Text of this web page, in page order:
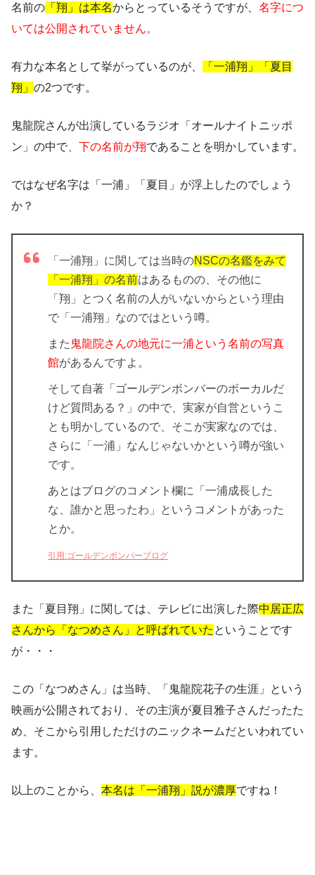
名前の 「翔」は本名からとっているそうですが、 名字につ
いては公開されていません。
有力な本名として挙がっているのが、
「一浦翔」「夏目
翔」 の2つです。
鬼龍院さんが出演しているラジオ「オールナイトニッポ
ン」の中で 、下の名前が翔であることを明かしています。
ではなぜ名字は「一浦」「夏目」が浮上したのでしょう
か？
「一浦翔」に関しては当時のNSCの名鑑をみて
「一浦翔」の名前はあるものの、その他に
「翔」とつく名前の人がいないからという理由
で「一浦翔」なのではという噂。
また 鬼龍院さんの地元に一浦という名前の写真
館があるんですよ。
そして自著「ゴールデンボンバーのボーカルだ
けど質問ある？」の中で、実家が自営というこ
とも明かしているので、そこが実家なのでは、
さらに「一浦」なんじゃないかという噂が強い
です。
あとはブログのコメント欄に「一浦成長した
な、誰かと思ったわ」というコメントがあった
とか。
引用:ゴールデンボンバーブログ
また「夏目翔」に関しては、テレビに出演した際中居正広
さんから「なつめさん」と呼ばれていた ということです
が・・・
この「なつめさん」は当時、「鬼龍院花子の生涯」という
映画が公開されており、その主演が夏目雅子さんだったた
め、そこから引用しただけのニックネームだといわれてい
ます。
以上のことから、 本名は「一浦翔」説が濃厚ですね！